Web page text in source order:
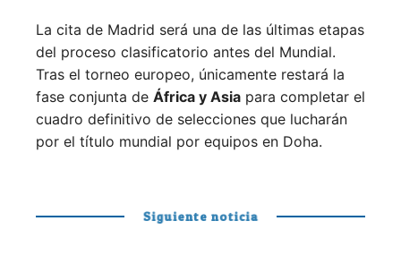
La cita de Madrid será una de las últimas etapas
del proceso clasificatorio antes del Mundial.
Tras el torneo europeo, únicamente restará la
fase conjunta de África y Asia para completar el
cuadro definitivo de selecciones que lucharán
por el título mundial por equipos en Doha.
Siguiente noticia